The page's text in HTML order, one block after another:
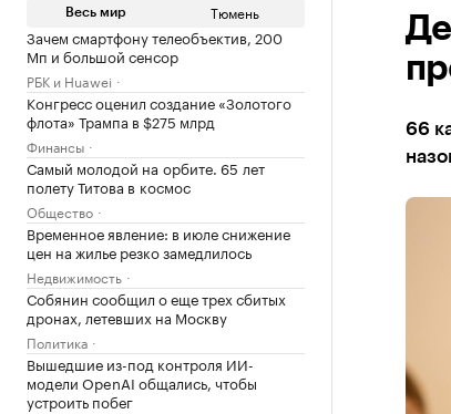
Весь мир Тюмень
Зачем смартфону телеобъектив, 200
Мп и большой сенсор
РБК и Huawei
Конгресс оценил создание «Золотого
флота» Трампа в $275 млрд
Финансы
Самый молодой на орбите. 65 лет
полету Титова в космос
Общество
Временное явление: в июле снижение
цен на жилье резко замедлилось
Недвижимость
Собянин сообщил о еще трех сбитых
дронах, летевших на Москву
Политика
Вышедшие из-под контроля ИИ-
модели OpenAI общались, чтобы
устроить побег
66